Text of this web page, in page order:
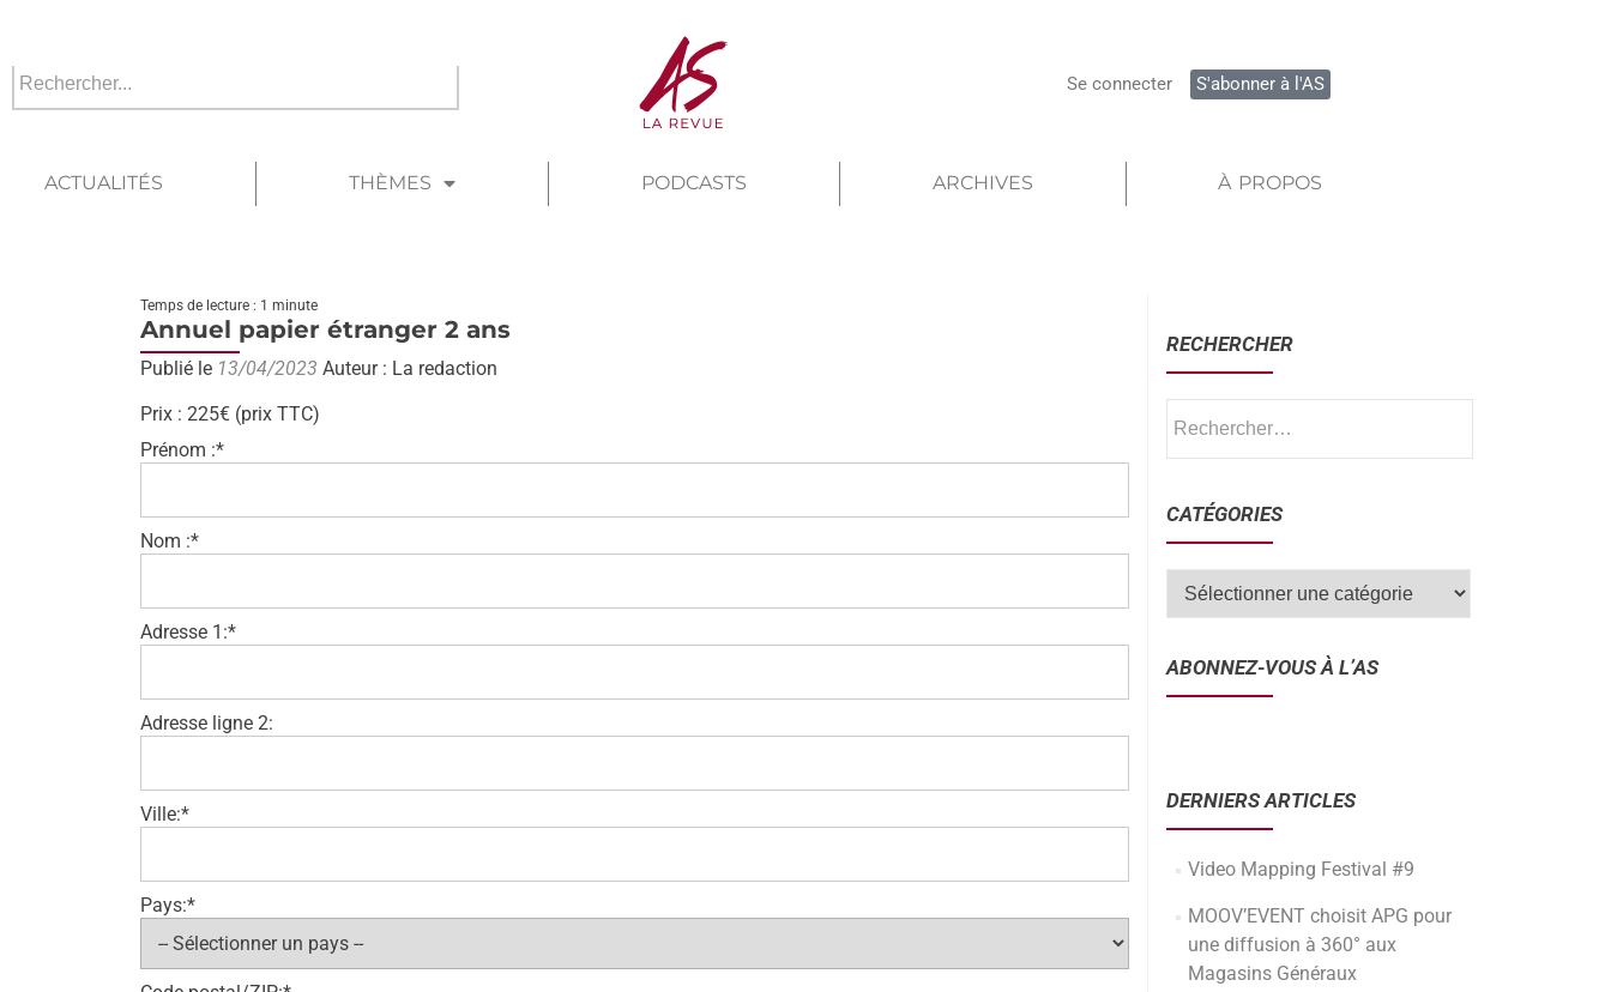
Se connecter S'abonner à l'AS
ACTUALITÉS THÈMES PODCASTS ARCHIVES À PROPOS
Temps de lecture : 1 minute
Annuel papier étranger 2 ans
Publié le 13/04/2023 Auteur : La redaction
Prix : 225€ (prix TTC)
Prénom :*
Nom :*
Adresse 1:*
Adresse ligne 2:
Ville:*
Pays:*
RECHERCHER
CATÉGORIES
ABONNEZ-VOUS À L’AS
DERNIERS ARTICLES
Video Mapping Festival #9
MOOV’EVENT choisit APG pour
une diffusion à 360° aux
Magasins Généraux